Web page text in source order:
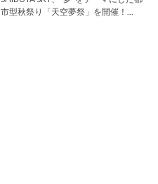
市型秋祭り「天空夢祭」を開催！…